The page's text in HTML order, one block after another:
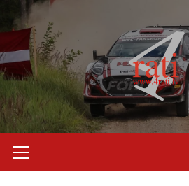
content
Menu